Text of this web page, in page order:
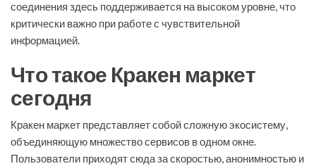
соединения здесь поддерживается на высоком уровне, что
критически важно при работе с чувствительной
информацией.
Что такое Кракен маркет
сегодня
Кракен маркет представляет собой сложную экосистему,
объединяющую множество сервисов в одном окне.
Пользователи приходят сюда за скоростью, анонимностью и